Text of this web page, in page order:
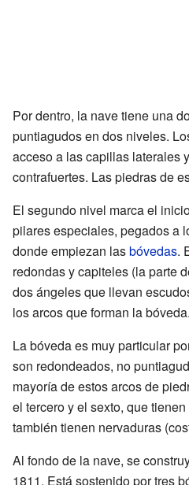
Por dentro, la nave tiene una
puntiagudos en dos niveles.
acceso a las capillas laterales
contrafuertes. Las piedras de
El segundo nivel marca el
pilares especiales, pegados a
donde empiezan lasbóvedas.
redondas y capiteles (la parte
dos ángeles que llevan
los arcos que forman la bóveda.
La bóveda es muy particular
son redondeados, no
mayoría de estos arcos de
el tercero y el sexto, que
también tienen nervaduras
Al fondo de la nave, se
1811. Está sostenido por tres